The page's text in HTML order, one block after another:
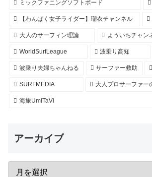
ミックファニングソフトボード
【わんぱく女子ライダー】瑠衣チャンネル
大人のサーフィン理論 よういちチャン
WorldSurfLeague 波乗り高知
波乗り夫婦ちゃんねる サーファー救助
SURFMEDIA 大人プロサーファー
海旅UmiTaVi
アーカイブ